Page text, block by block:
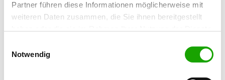
Partner führen diese Informationen möglicherweise mit
weiteren Daten zusammen, die Sie ihnen bereitgestellt
Cookies, wenn Sie unsere Webseite weiterhin nutzen.
Notwendig
OG - Schweinfurt e.V.
Euerbacher Str. 100
97424 Schweinfurt